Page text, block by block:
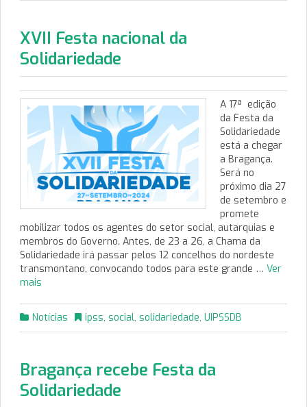
XVII Festa nacional da
Solidariedade
A 17ª edição
da Festa da
Solidariedade
está a chegar
a Bragança.
Será no
próximo dia 27
de setembro e
promete
mobilizar todos os agentes do setor social, autarquias e
membros do Governo. Antes, de 23 a 26, a Chama da
Solidariedade irá passar pelos 12 concelhos do nordeste
transmontano, convocando todos para este grande … Ver
mais
Notícias ipss, social, solidariedade, UIPSSDB
Bragança recebe Festa da
Solidariedade